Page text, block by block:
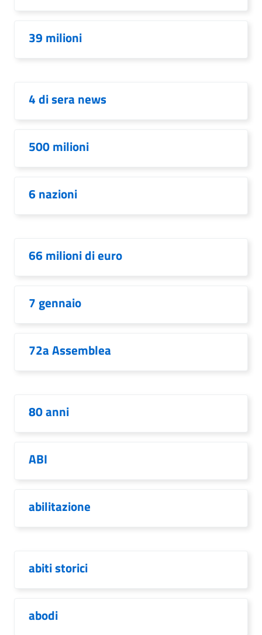
39 milioni
4 di sera news
500 milioni
6 nazioni
66 milioni di euro
7 gennaio
72a Assemblea
80 anni
ABI
abilitazione
abiti storici
abodi